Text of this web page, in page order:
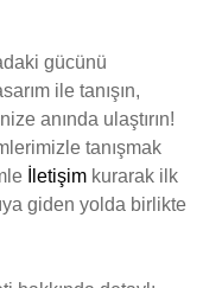
gücünü
ile tanışın,
anında ulaştırın!
tanışmak
İletişim kurarak ilk
giden yolda birlikte